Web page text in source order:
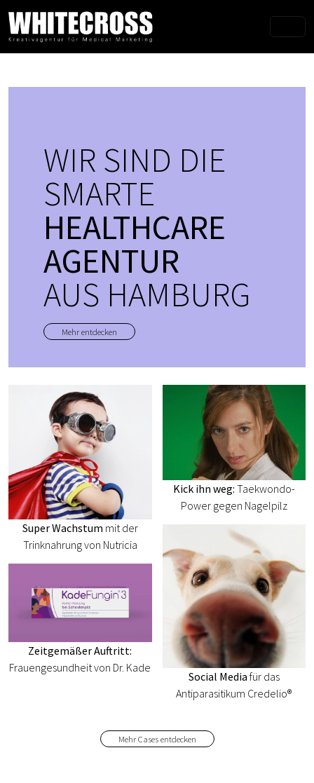
WIR SIND DIE
SMARTE
HEALTHCARE
AGENTUR
AUS HAMBURG
Mehr entdecken
Super Wachstum mit der
Trinknahrung von Nutricia
Kick ihn weg: Taekwondo-
Power gegen Nagelpilz
Social Media für das
Antiparasitikum Credelio®
Zeitgemäßer Auftritt:
Frauengesundheit von Dr. Kade
Mehr Cases entdecken